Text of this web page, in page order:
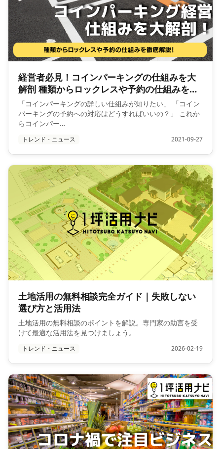
経営者必見！コインパーキングの仕組みを大
解剖 種類からロックレスや予約の仕組みを徹
底解説！
「コインパーキングの詳しい仕組みが知りたい」 「コイン
パーキングの予約への対応はどうすればいいの？」 これか
らコインパー…
トレンド・ニュース 2021-09-27
土地活用の無料相談完全ガイド｜失敗しない
選び方と活用法
土地活用の無料相談のポイントを解説。専門家の助言を受
けて最適な活用法を見つけましょう。
トレンド・ニュース 2026-02-19